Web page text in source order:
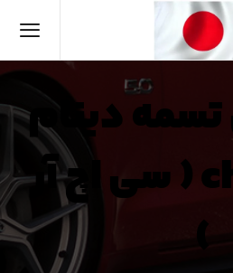
دینام
تویوتا chr ( سی اچ آر
)